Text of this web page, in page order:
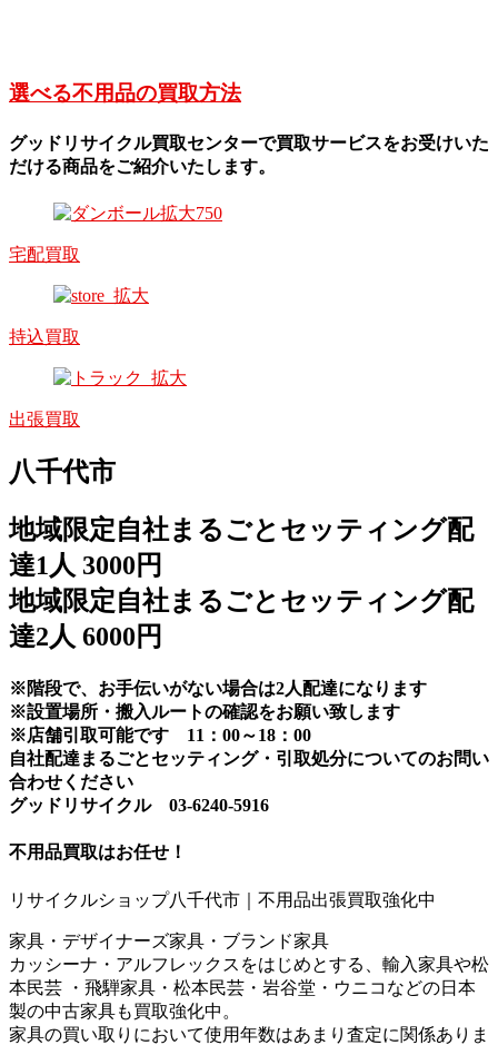
選べる不用品の買取方法
グッドリサイクル買取センターで買取サービスをお受けいた
だける商品をご紹介いたします。
宅配買取
持込買取
出張買取
八千代市
地域限定自社まるごとセッティング配
達1人 3000円
地域限定自社まるごとセッティング配
達2人 6000円
※階段で、お手伝いがない場合は2人配達になります
※設置場所・搬入ルートの確認をお願い致します
※店舗引取可能です 11：00～18：00
自社配達まるごとセッティング・引取処分についてのお問い
合わせください
グッドリサイクル 03-6240-5916
不用品買取はお任せ！
リサイクルショップ八千代市｜不用品出張買取強化中
家具・デザイナーズ家具・ブランド家具
カッシーナ・アルフレックスをはじめとする、輸入家具や松
本民芸 ・飛騨家具・松本民芸・岩谷堂・ウニコなどの日本
製の中古家具も買取強化中。
家具の買い取りにおいて使用年数はあまり査定に関係ありま